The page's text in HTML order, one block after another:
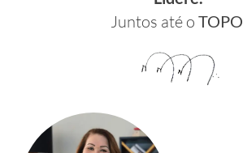
Juntos até o TOPO